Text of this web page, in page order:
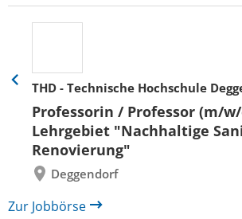
THD - Technische Hochschule
Professorin / Professor (m/
Lehrgebiet "Nachhaltige
Renovierung"
Deggendorf
Eine
zurück
Zur Jobbörse